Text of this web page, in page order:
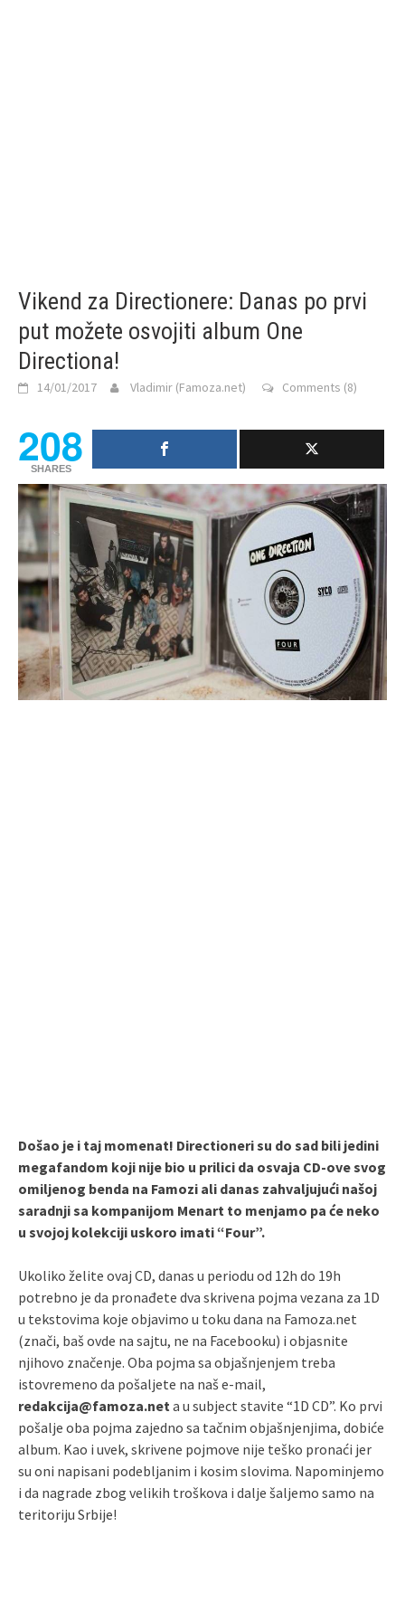
Vikend za Directionere: Danas po prvi
put možete osvojiti album One
Directiona!
14/01/2017 Vladimir (Famoza.net) Comments (8)
208
SHARES
Došao je i taj momenat! Directioneri su do sad bili jedini
megafandom koji nije bio u prilici da osvaja CD-ove svog
omiljenog benda na Famozi ali danas zahvaljujući našoj
saradnji sa kompanijom Menart to menjamo pa će neko
u svojoj kolekciji uskoro imati “Four”.
Ukoliko želite ovaj CD, danas u periodu od 12h do 19h
potrebno je da pronađete dva skrivena pojma vezana za 1D
u tekstovima koje objavimo u toku dana na Famoza.net
(znači, baš ovde na sajtu, ne na Facebooku) i objasnite
njihovo značenje. Oba pojma sa objašnjenjem treba
istovremeno da pošaljete na naš e-mail,
redakcija@famoza.net a u subject stavite “1D CD”. Ko prvi
pošalje oba pojma zajedno sa tačnim objašnjenjima, dobiće
album. Kao i uvek, skrivene pojmove nije teško pronaći jer
su oni napisani podebljanim i kosim slovima. Napominjemo
i da nagrade zbog velikih troškova i dalje šaljemo samo na
teritoriju Srbije!